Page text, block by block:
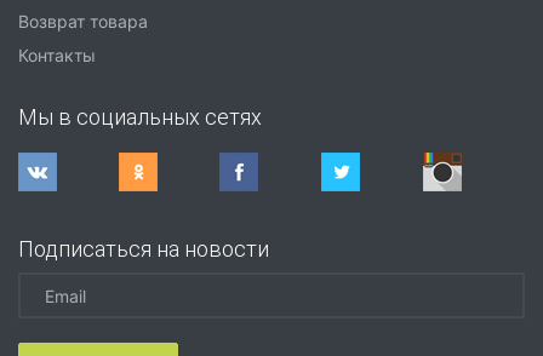
Возврат товара
Контакты
Мы в социальных сетях
Подписаться на новости